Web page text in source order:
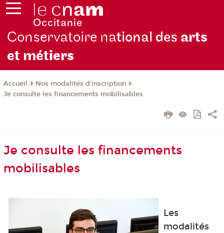
Conservatoire national des arts
et métiers
Accueil
Nos modalités d'inscription
Je consulte les financements mobilisables
Je consulte les financements
mobilisables
Les
modalités